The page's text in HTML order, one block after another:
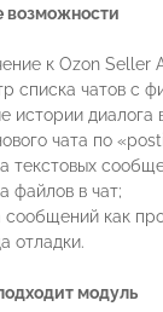
возможности
к Ozon Seller
списка чатов с
истории диалога
чата по
текстовых
файлов в чат;
как
отладки.
модуль